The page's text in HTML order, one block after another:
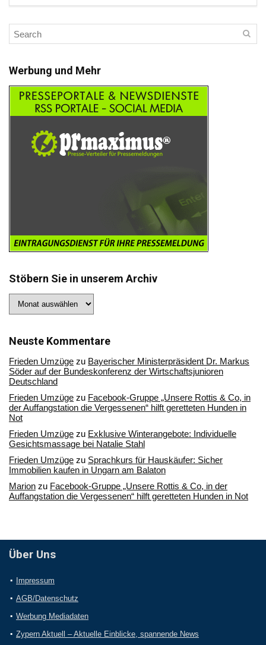
Werbung und Mehr
Stöbern Sie in unserem Archiv
Sie
Archiv
Neuste Kommentare
Frieden Umzüge zu Bayerischer Ministerpräsident Dr. Markus
Söder auf der Bundeskonferenz der Wirtschaftsjunioren
Deutschland
Frieden Umzüge zu Facebook-Gruppe „Unsere Rottis & Co, in
der Auffangstation die Vergessenen“ hilft geretteten Hunden in
Not
Frieden Umzüge zu Exklusive Winterangebote: Individuelle
Gesichtsmassage bei Natalie Stahl
Frieden Umzüge zu Sprachkurs für Hauskäufer: Sicher
Immobilien kaufen in Ungarn am Balaton
Marion zu Facebook-Gruppe „Unsere Rottis & Co, in der
Auffangstation die Vergessenen“ hilft geretteten Hunden in Not
Über Uns
Impressum
AGB/Datenschutz
Werbung Mediadaten
Zypern Aktuell – Aktuelle Einblicke, spannende News